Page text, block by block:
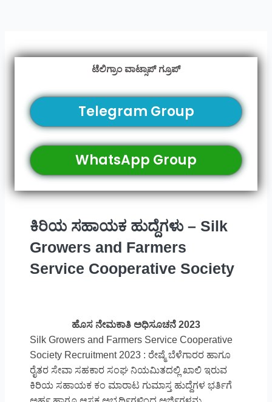
ಟೆಲಿಗ್ರಾಂ ವಾಟ್ಸಾಪ್ ಗ್ರೂಪ್
Telegram Group
WhatsApp Group
ಕಿರಿಯ ಸಹಾಯಕ ಹುದ್ದೆಗಳು – Silk
Growers and Farmers
Service Cooperative Society
ಹೊಸ ನೇಮಕಾತಿ ಅಧಿಸೂಚನೆ 2023
Silk Growers and Farmers Service Cooperative
Society Recruitment 2023 : ರೇಷ್ಮೆ ಬೆಳೆಗಾರರ ಹಾಗೂ
ರೈತರ ಸೇವಾ ಸಹಕಾರ ಸಂಘ ನಿಯಮಿತದಲ್ಲಿ ಖಾಲಿ ಇರುವ
ಕಿರಿಯ ಸಹಾಯಕ ಕಂ ಮಾರಾಟ ಗುಮಾಸ್ತ ಹುದ್ದೆಗಳ ಭರ್ತಿಗೆ